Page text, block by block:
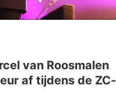
van Roosmalen
af tijdens de ZC-